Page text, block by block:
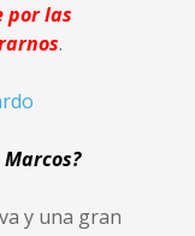
por las
.
y una gran